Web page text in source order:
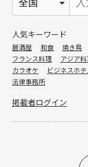
人気キーワード
居酒屋 和食 焼き鳥
フランス料理
アジア
カラオケ
ビジネスホ
法律事務所
掲載者ログイン